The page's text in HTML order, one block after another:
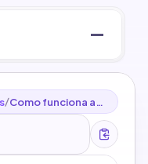
/Como funciona a
pontuação de IA